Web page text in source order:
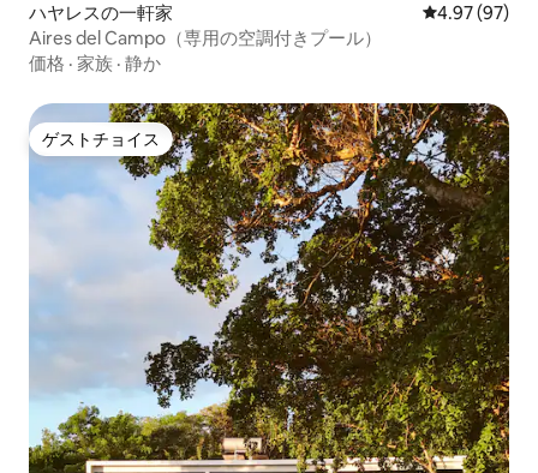
ハヤレスの一軒家 レビュー97
4.97 (97)
Aires del Campo（専用の空調付きプール）
価格 · 家族 · 静か
ゲストチョイス
ゲストチョイス